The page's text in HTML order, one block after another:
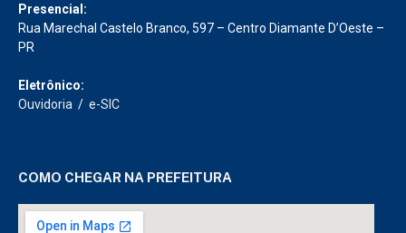
Presencial:
Rua Marechal Castelo Branco, 597 – Centro Diamante D’Oeste –
PR
Eletrônico:
Ouvidoria / e-SIC
COMO CHEGAR NA PREFEITURA